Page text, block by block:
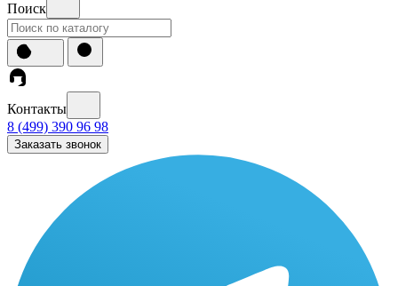
Поиск
Контакты
8 (499) 390 96 98
Заказать звонок